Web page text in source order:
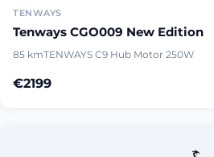
TENWAYS
Tenways CGO009 New Edition
85 kmTENWAYS C9 Hub Motor 250W
€2199